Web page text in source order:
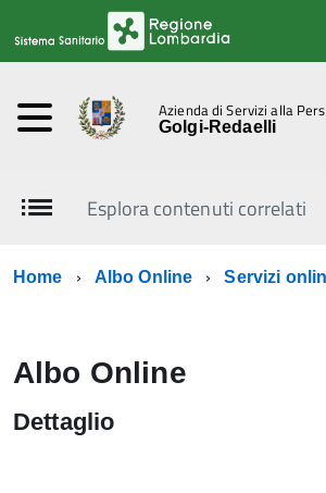
Azienda di Servizi alla
Golgi-Redaelli
Esplora contenuti correlati
Home Albo Online Servizi
Albo Online
Dettaglio